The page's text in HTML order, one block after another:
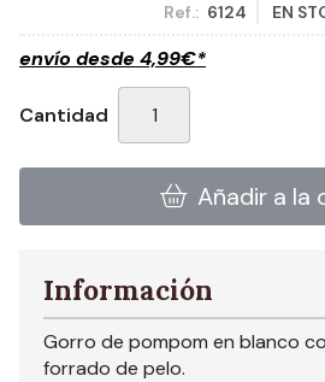
Ref.: 6124 EN
envío desde 4,99€*
Cantidad
Añadir a la
Información
Gorro de pompom en blanco
forrado de pelo.